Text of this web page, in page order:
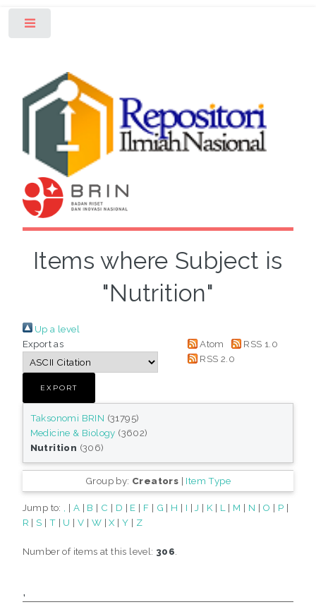
Items where Subject is
"Nutrition"
Up a level
Export as
Atom
RSS 1.0
RSS 2.0
Taksonomi BRIN (31795)
Medicine & Biology (3602)
Nutrition (306)
Group by: Creators | Item Type
Jump to: | A | B | C | D | E | F | G | H | I | J | K | L | M | N | O | P |
R | S | T | U |V | W |X | Y | Z
Number of items at this level: 306
,